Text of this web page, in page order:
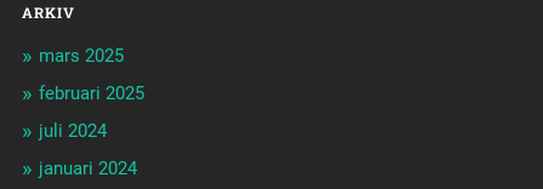
ARKIV
mars 2025
februari 2025
juli 2024
januari 2024